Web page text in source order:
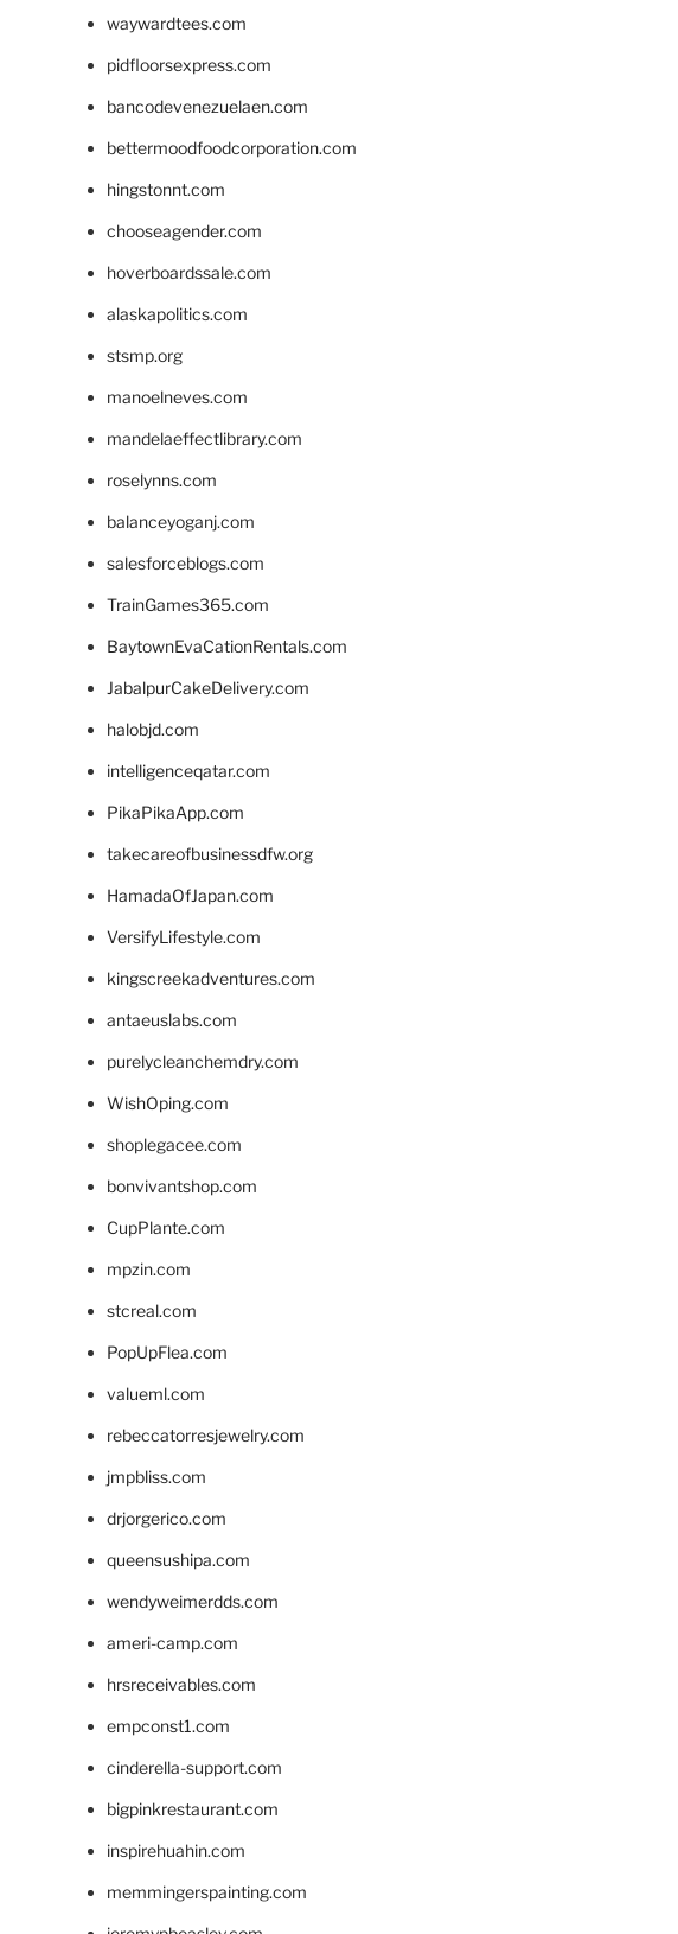
waywardtees.com
pidfloorsexpress.com
bancodevenezuelaen.com
bettermoodfoodcorporation.com
hingstonnt.com
chooseagender.com
hoverboardssale.com
alaskapolitics.com
stsmp.org
manoelneves.com
mandelaeffectlibrary.com
roselynns.com
balanceyoganj.com
salesforceblogs.com
TrainGames365.com
BaytownEvaCationRentals.com
JabalpurCakeDelivery.com
halobjd.com
intelligenceqatar.com
PikaPikaApp.com
takecareofbusinessdfw.org
HamadaOfJapan.com
VersifyLifestyle.com
kingscreekadventures.com
antaeuslabs.com
purelycleanchemdry.com
WishOping.com
shoplegacee.com
bonvivantshop.com
CupPlante.com
mpzin.com
stcreal.com
PopUpFlea.com
valueml.com
rebeccatorresjewelry.com
jmpbliss.com
drjorgerico.com
queensushipa.com
wendyweimerdds.com
ameri-camp.com
hrsreceivables.com
empconst1.com
cinderella-support.com
bigpinkrestaurant.com
inspirehuahin.com
memmingerspainting.com